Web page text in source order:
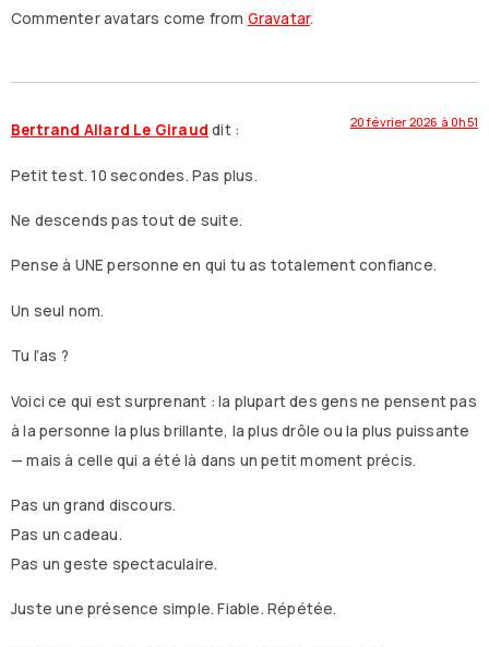
Commenter avatars come from Gravatar.
Bertrand Allard Le Giraud dit : 20 février 2026 à 0h51
Petit test. 10 secondes. Pas plus.
Ne descends pas tout de suite.
Pense à UNE personne en qui tu as totalement confiance.
Un seul nom.
Tu l’as ?
Voici ce qui est surprenant : la plupart des gens ne pensent pas
à la personne la plus brillante, la plus drôle ou la plus puissante
— mais à celle qui a été là dans un petit moment précis.
Pas un grand discours.
Pas un cadeau.
Pas un geste spectaculaire.
Juste une présence simple. Fiable. Répétée.